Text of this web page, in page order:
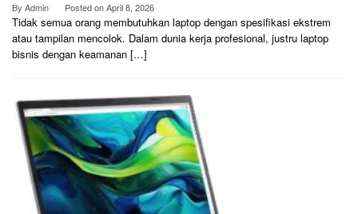
By Admin Posted onApril 8, 2026
Tidak semua orang membutuhkan laptop dengan spesifikasi ekstrem
atau tampilan mencolok. Dalam dunia kerja profesional, justru laptop
bisnis dengan keamanan […]